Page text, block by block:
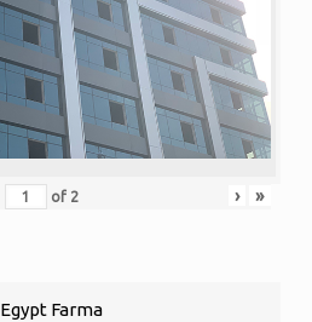
of 2 › »
Egypt Farma